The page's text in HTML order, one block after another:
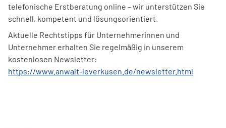
telefonische Erstberatung online – wir unterstützen Sie
schnell, kompetent und lösungsorientiert.
Aktuelle Rechtstipps für Unternehmerinnen und
Unternehmer erhalten Sie regelmäßig in unserem
kostenlosen Newsletter:
https://www.anwalt-leverkusen.de/newsletter.html